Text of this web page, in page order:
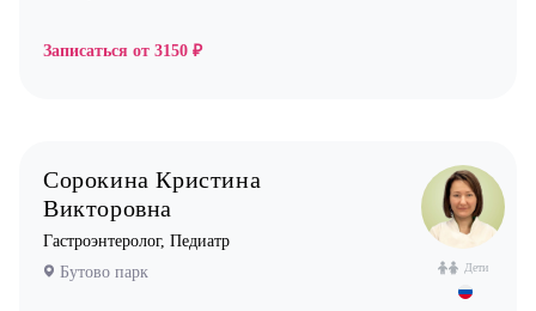
Стоматолог хирург
Уролог
Физиотерапевт
Фониатр
Записаться от 3150 ₽
Дети
Сорокина Кристина
Викторовна
Гастроэнтеролог, Педиатр
Бутово парк